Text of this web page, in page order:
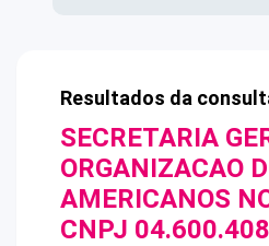
Resultados da
SECRETARIA
ORGANIZACAO
AMERICANOS
CNPJ